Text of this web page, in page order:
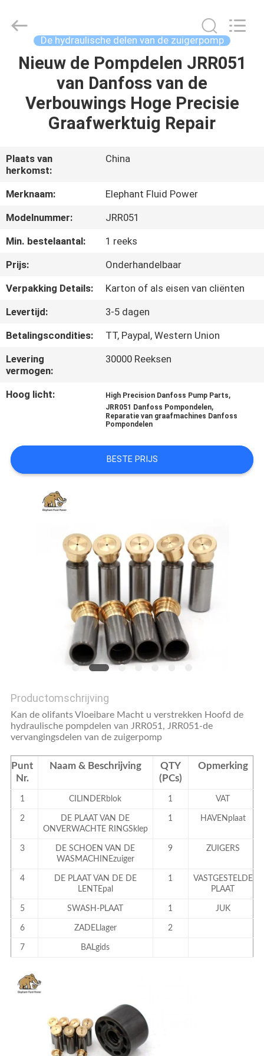
HUIS
PRODUCTEN
ONS
FABRIEKSREIS
KWALITEITSCONTROLE
CONTACTEER
ONS
NIEUWS
GEVALLEN
SITEMAP
PRIVACY
POLICY
Fluid
Power
Reserved.
De hydraulische delen van de zuigerpomp
Nieuw de Pompdelen JRR051
van Danfoss van de
Verbouwings Hoge Precisie
Graafwerktuig Repair
Plaats van
herkomst:
China
Merknaam:
Elephant Fluid Power
Modelnummer:
JRR051
Min. bestelaantal:
1 reeks
Prijs:
Onderhandelbaar
Verpakking Details:
Karton of als eisen van cliënten
Levertijd:
3-5 dagen
Betalingscondities:
TT, Paypal, Western Union
Levering
vermogen:
30000 Reeksen
Hoog licht: High Precision Danfoss Pump Parts,
JRR051 Danfoss Pompondelen,
Reparatie van graafmachines Danfoss
Pompondelen
BESTE PRIJS
Productomschrijving
Kan de olifants Vloeibare Macht u verstrekken Hoofd de
hydraulische pompdelen van JRR051, JRR051-de
vervangingsdelen van de zuigerpomp
Punt
Nr.
Naam & Beschrijving
QTY
(PCs)
Opmerking
1 CILINDERblok 1 VAT
2
DE PLAAT VAN DE
ONVERWACHTE RINGSklep
1 HAVENplaat
3
DE SCHOEN VAN DE
WASMACHINEzuiger
9 ZUIGERS
4
DE PLAAT VAN DE DE
LENTEpal
1
VASTGESTELDE
PLAAT
5 SWASH-PLAAT 1 JUK
6 ZADELlager 2
7 BALgids